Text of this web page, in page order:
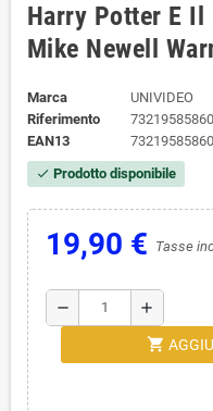
Harry Potter E Il
Mike Newell
Marca
UNIVIDEO
Riferimento
EAN13
check Prodotto disponibile
19,90 € Tasse
remove add
shopping_cart